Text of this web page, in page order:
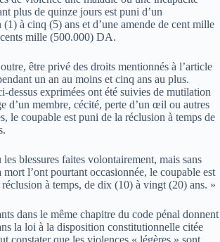
plus de quinze jours est puni d’un
(1) à cinq (5) ans et d’une amende de cent mille
mille (500.000) DA.
être privé des droits mentionnés à l’article
un an au moins et cinq ans au plus.
dessus exprimées ont été suivies de mutilation
d’un membre, cécité, perte d’un œil ou autres
le coupable est puni de la réclusion à temps de
blessures faites volontairement, mais sans
l’ont pourtant occasionnée, le coupable est
à temps, de dix (10) à vingt (20) ans. »
dans le même chapitre du code pénal donnent
la loi à la disposition constitutionnelle citée